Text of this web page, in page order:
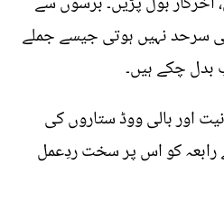
سرحد نہیں ہوتی جیسے جملے
بدل چکے ہیں۔
اور بالی ووڈ ستاروں کی
کو اس پر سخت ردِعمل